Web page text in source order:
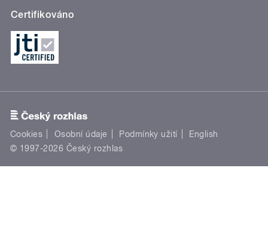
Certifikováno
Cookies Osobní údaje Podmínky užití
English
© 1997-2026 Český rozhlas